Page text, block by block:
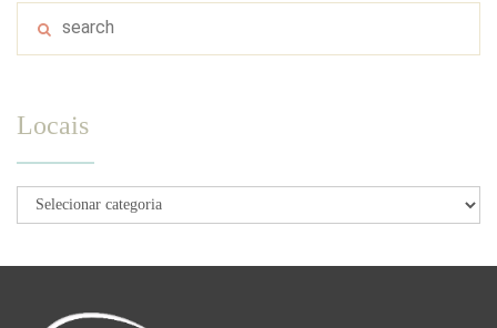
Locais